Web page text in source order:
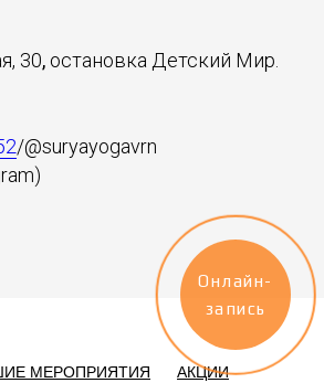
30, остановка Детский Мир.
/@suryayogavrn
МЕРОПРИЯТИЯ АКЦИИ
Онлайн-
запись